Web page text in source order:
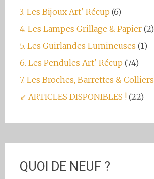
3. Les Bijoux Art' Récup (6)
4. Les Lampes Grillage & Papier(2)
5. Les Guirlandes Lumineuses (1)
6. Les Pendules Art' Récup (74)
7. Les Broches, Barrettes & Colliers
↙ ARTICLES DISPONIBLES !(22)
QUOI DE NEUF ?